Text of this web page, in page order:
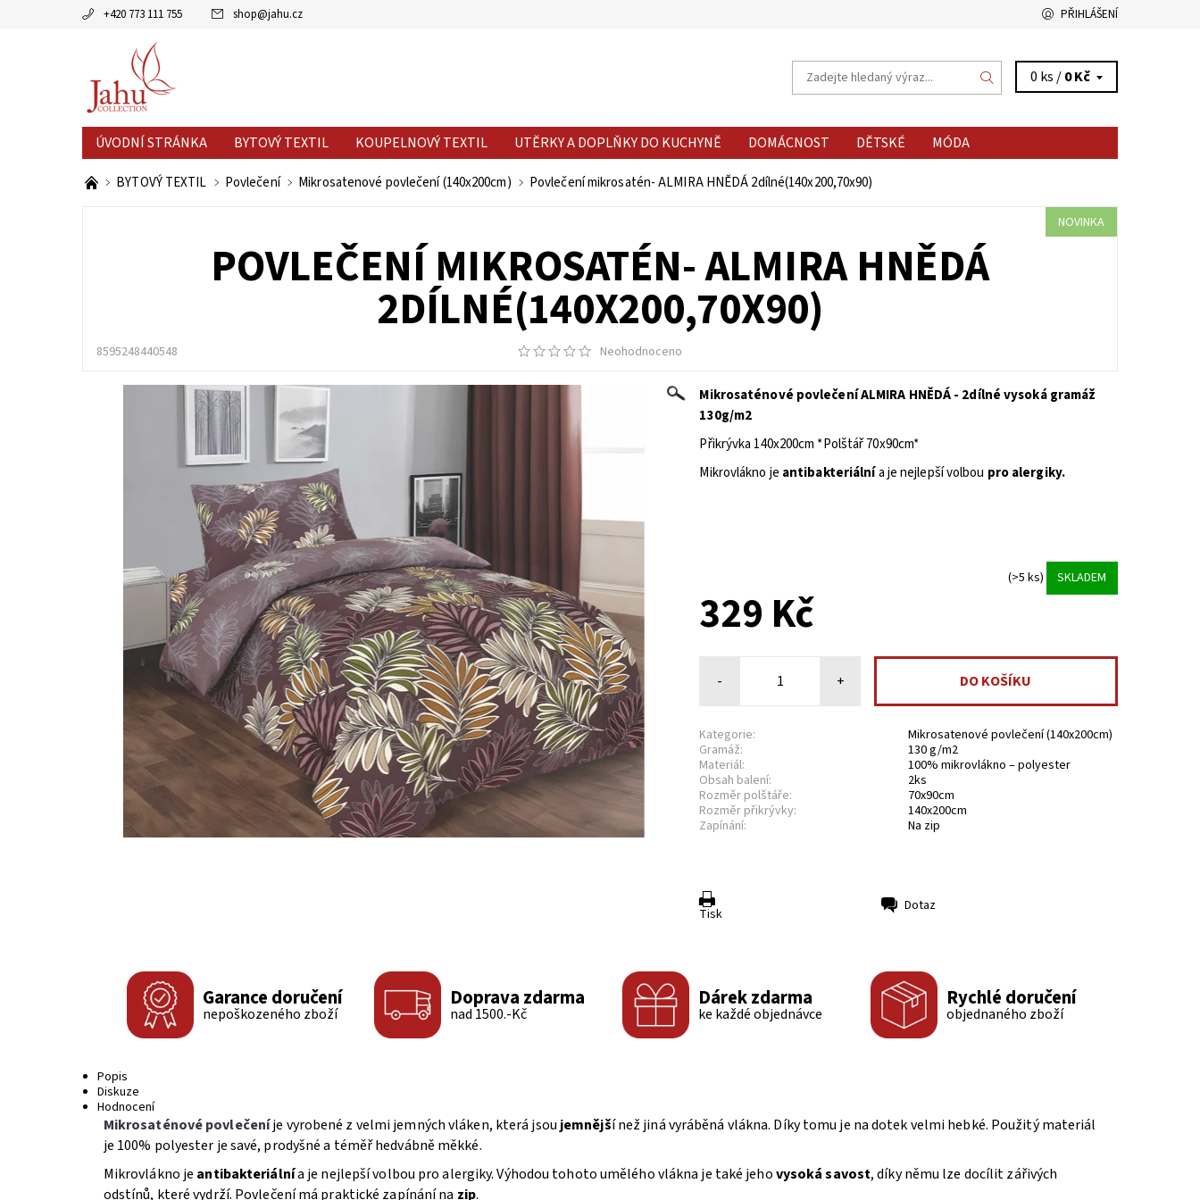
+420 773 111 755 shop@jahu.cz PŘIHLÁŠENÍ
0 ks /0 Kč
ÚVODNÍ STRÁNKA BYTOVÝ TEXTIL KOUPELNOVÝ TEXTIL UTĚRKY A DOPLŇKY DO KUCHYNĚ DOMÁCNOST DĚTSKÉ
MÓDA
AKCE MĚSÍCE
VÝPRODEJ %
BYTOVÝ TEXTIL Povlečení Mikrosatenové povlečení (140x200cm) Povlečení mikrosatén- ALMIRA HNĚDÁ 2dílné(140x200,70x90)
NOVINKA
POVLEČENÍ MIKROSATÉN- ALMIRA HNĚDÁ
2DÍLNÉ(140X200,70X90)
8595248440548 Neohodnoceno
Mikrosaténové povlečení ALMIRA HNĚDÁ - 2dílné vysoká gramáž
130g/m2
Přikrývka 140x200cm *Polštář 70x90cm*
Mikrovlákno je antibakteriálnía je nejlepší volbou pro alergiky.
(>5 ks) SKLADEM
329 Kč
- +
Kategorie:
Mikrosatenové povlečení (140x200cm)
Gramáž:
130 g/m2
Materiál:
100% mikrovlákno – polyester
Obsah balení:
2ks
Rozměr polštáře:
70x90cm
Rozměr přikrývky:
140x200cm
Zapínání:
Na zip
Tisk Dotaz
Garance doručení
nepoškozeného zboží
Doprava zdarma
nad 1500.-Kč
Dárek zdarma
ke každé objednávce
Rychlé doručení
objednaného zboží
Popis
Diskuze
Hodnocení
Mikrosaténové povlečeníje vyrobené z velmi jemných vláken, která jsou jemnější než jiná vyráběná vlákna. Díky tomu je na dotek velmi hebké. Použitý materiál
je 100% polyester je savé, prodyšné a téměř hedvábně měkké.
Mikrovlákno je antibakteriálnía je nejlepší volbou pro alergiky. Výhodou tohoto umělého vlákna je také jehovysoká savost, díky němu lze docílit zářivých
odstínů, které vydrží. Povlečení má praktické zapínání na zip.